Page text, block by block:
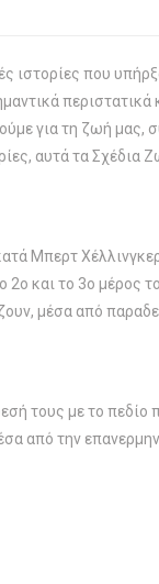
ιστορίες που
για τη ζωή
αυτά τα
Μπερτ
και το 3ο μέρος
μέσα από
τους με το
από την